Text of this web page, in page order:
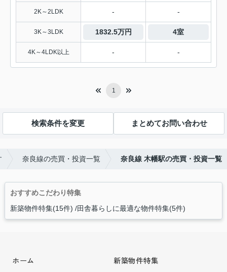
2K～2LDK - -
3K～3LDK 1832.5万円 4室
4K～4LDK以上 - -
1
検索条件を変更 まとめてお問い合わせ
奈良線の売買・投資一覧 奈良線 木幡駅の売買・投資一覧
おすすめこだわり特集
新築物件特集(15件) 田舎暮らしに最適な物件特集(5件)
ホーム
新築物件特集